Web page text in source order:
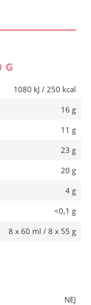
G
1080 kJ / 250 kcal
16 g
11 g
23 g
20 g
4 g
<0,1 g
8 x 60 ml / 8 x 55 g
NEJ